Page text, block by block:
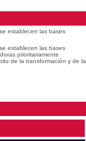
establecen las bases
establecen las bases
prioritariamente
de la transformación y de la